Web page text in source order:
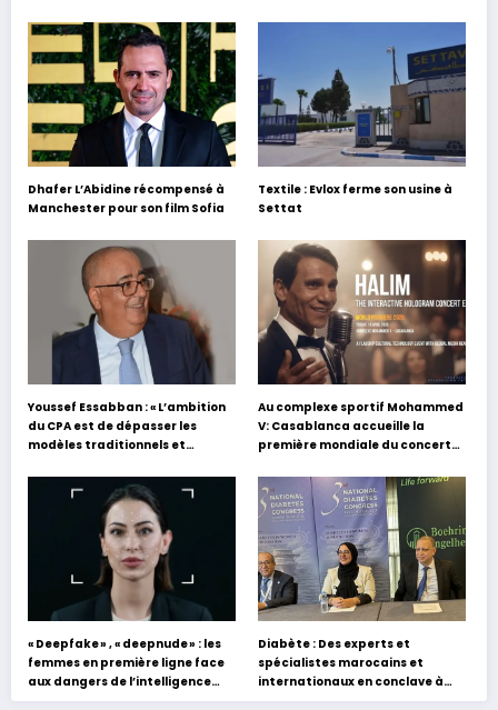
Dhafer L’Abidine récompensé à
Manchester pour son film Sofia
Textile : Evlox ferme son usine à
Settat
Youssef Essabban : « L’ambition
du CPA est de dépasser les
modèles traditionnels et
s’appuyant sur le partage des
expériences »
Au complexe sportif Mohammed
V: Casablanca accueille la
première mondiale du concert
« Deepfake » , « deepnude » : les
femmes en première ligne face
aux dangers de l’intelligence
artificielle
Diabète : Des experts et
spécialistes marocains et
internationaux en conclave à
Tanger